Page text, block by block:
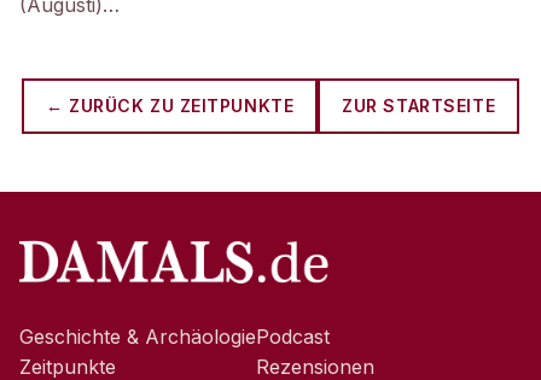
(Augusti)…
← ZURÜCK ZU ZEITPUNKTE ZUR STARTSEITE
Geschichte & Archäologie
Zeitpunkte
Podcast
Rezensionen